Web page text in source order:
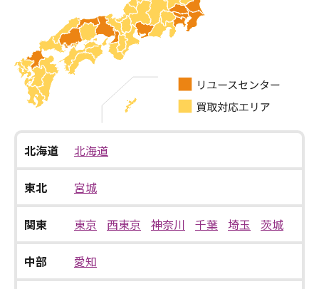
北海道 北海道
東北 宮城
関東 東京 西東京 神奈川 千葉 埼玉 茨城
中部 愛知